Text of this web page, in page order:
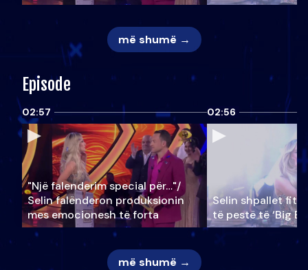
më shumë →
Episode
02:57
"Një falenderim special për…"/
Selin falënderon produksionin
mes emocionesh të forta
02:56
Selin shpallet
të pestë të ‘Big
më shumë →